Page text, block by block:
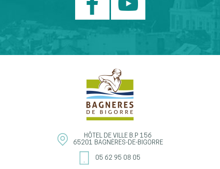
HÔTEL DE VILLE B.P 156
65201 BAGNÈRES-DE-BIGORRE
05 62 95 08 05